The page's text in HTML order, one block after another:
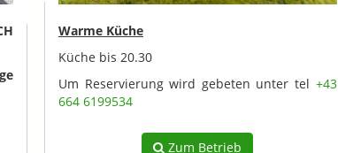
Warme Küche
Küche bis 20.30
Um Reservierung wird gebeten unter tel +43
664 6199534
Zum Betrieb